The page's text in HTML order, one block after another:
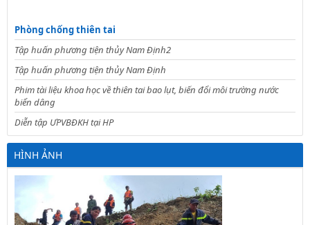
Phòng chống thiên tai
Tập huấn phương tiện thủy Nam Định2
Tập huấn phương tiện thủy Nam Định
Phim tài liệu khoa học về thiên tai bao lụt, biến đổi môi trường nước
biển dâng
Diễn tập ƯPVBĐKH tại HP
HÌNH ẢNH